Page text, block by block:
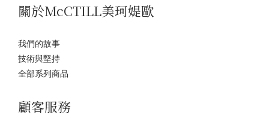
關於McCTILL美珂媞歐
我們的故事
技術與堅持
全部系列商品
顧客服務